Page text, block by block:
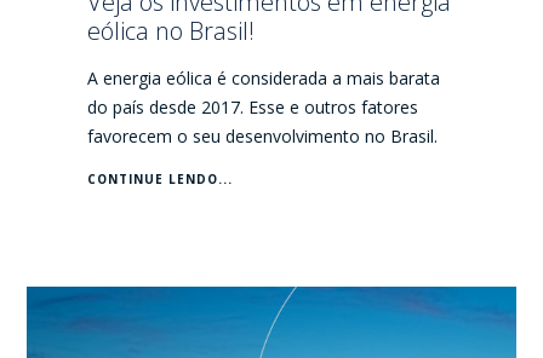
eólica no Brasil!
A energia eólica é considerada a mais barata
do país desde 2017. Esse e outros fatores
favorecem o seu desenvolvimento no Brasil.
CONTINUE LENDO...